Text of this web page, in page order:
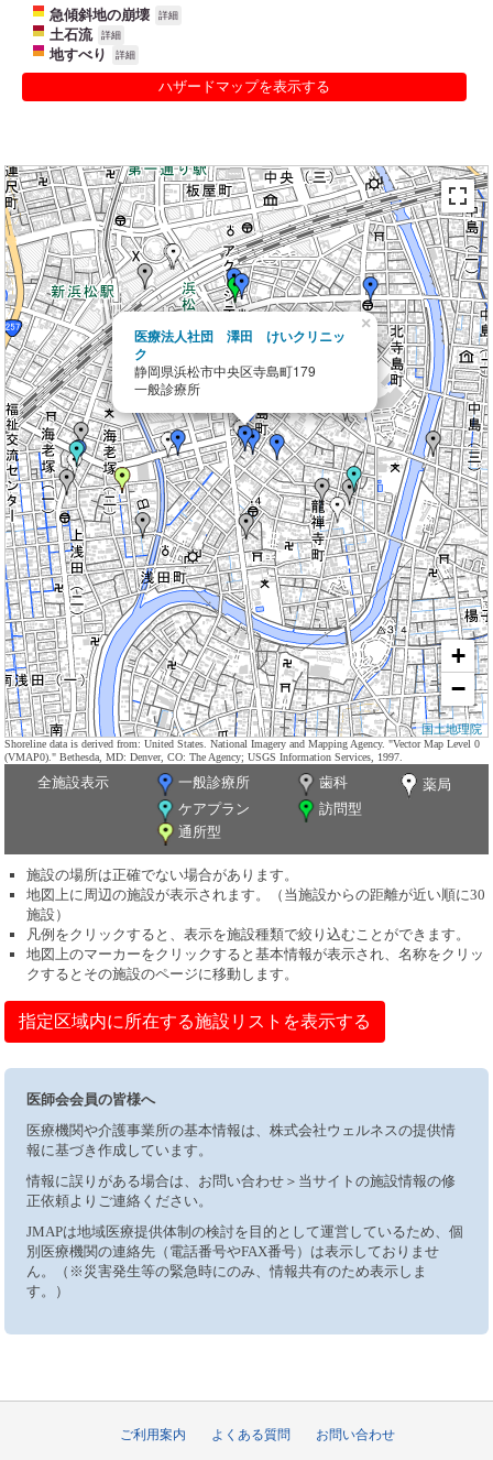
急傾斜地の崩壊
詳細
土石流 詳細
地すべり 詳細
ハザードマップを表示する
医療法人社団 澤田 けいクリニッ
ク
静岡県浜松市中央区寺島町179
一般診療所
×
+
−
国土地理院
Shoreline data is derived from: United States. National Imagery and Mapping Agency. "Vector Map Level 0
(VMAP0)." Bethesda, MD: Denver, CO: The Agency; USGS Information Services, 1997.
全施設表示 一般診療所 歯科
薬局
ケアプラン
訪問型
通所型
施設の場所は正確でない場合があります。
地図上に周辺の施設が表示されます。（当施設からの距離が近い順に30
施設）
凡例をクリックすると、表示を施設種類で絞り込むことができます。
地図上のマーカーをクリックすると基本情報が表示され、名称をクリッ
クするとその施設のページに移動します。
指定区域内に所在する施設リストを表示する
医師会会員の皆様へ
医療機関や介護事業所の基本情報は、株式会社ウェルネスの提供情
報に基づき作成しています。
情報に誤りがある場合は、お問い合わせ＞当サイトの施設情報の修
正依頼よりご連絡ください。
JMAPは地域医療提供体制の検討を目的として運営しているため、個
別医療機関の連絡先（電話番号やFAX番号）は表示しておりませ
ん。（※災害発生等の緊急時にのみ、情報共有のため表示しま
す。）
ご利用案内 よくある質問 お問い合わせ